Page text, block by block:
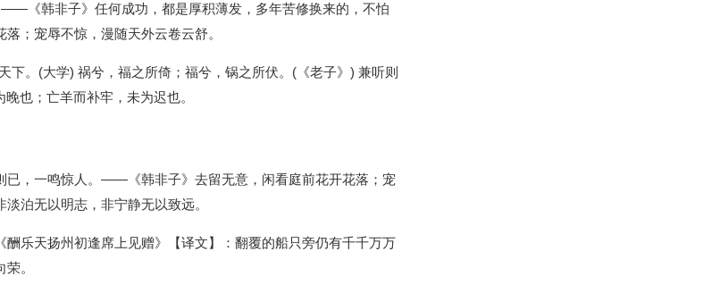
《韩非子》任何成功，都是厚积薄发，多年苦修换来的，不怕
；宠辱不惊，漫随天外云卷云舒。
下。(大学) 祸兮，福之所倚；福兮，锅之所伏。(《老子》) 兼听则
也；亡羊而补牢，未为迟也。
已，一鸣惊人。——《韩非子》去留无意，闲看庭前花开花落；宠
泊无以明志，非宁静无以致远。
乐天扬州初逢席上见赠》【译文】：翻覆的船只旁仍有千千万万
。